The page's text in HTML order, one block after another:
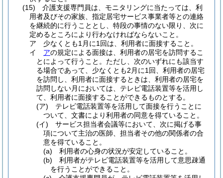
(15)
介護支援専門員は、モニタリングに当たっては、利
用者及びその家族、指定居宅サービス事業者等との連絡
を継続的に行うこととし、特段の事情のない限り、次に
定めるところにより行わなければならないこと。
ア
少なくとも1月に1回は、利用者に面接すること。
イ
アの規定による面接は、利用者の居宅を訪問するこ
とによって行うこと。 ただし、次のいずれにも該当す
る場合であって、少なくとも2月に1回、利用者の居宅
を訪問し、利用者に面接するときは、利用者の居宅を
訪問しない月においては、テレビ電話装置等を活用し
て、利用者に面接することができるものとする。
(ア)
テレビ電話装置等を活用して面接を行うことに
ついて、文書により利用者の同意を得ていること。
(イ)
サービス担当者会議等において、次に掲げる事
項について主治の医師、担当者その他の関係者の合
意を得ていること。
(a)
利用者の心身の状況が安定していること。
(b)
利用者がテレビ電話装置等を活用して意思疎通
を行うことができること。